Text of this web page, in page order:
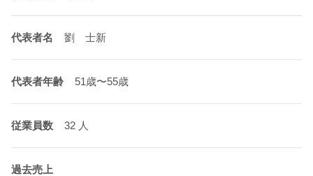
代表者名 劉 士新
代表者年齢 51歳〜55歳
従業員数 32 人
過去売上